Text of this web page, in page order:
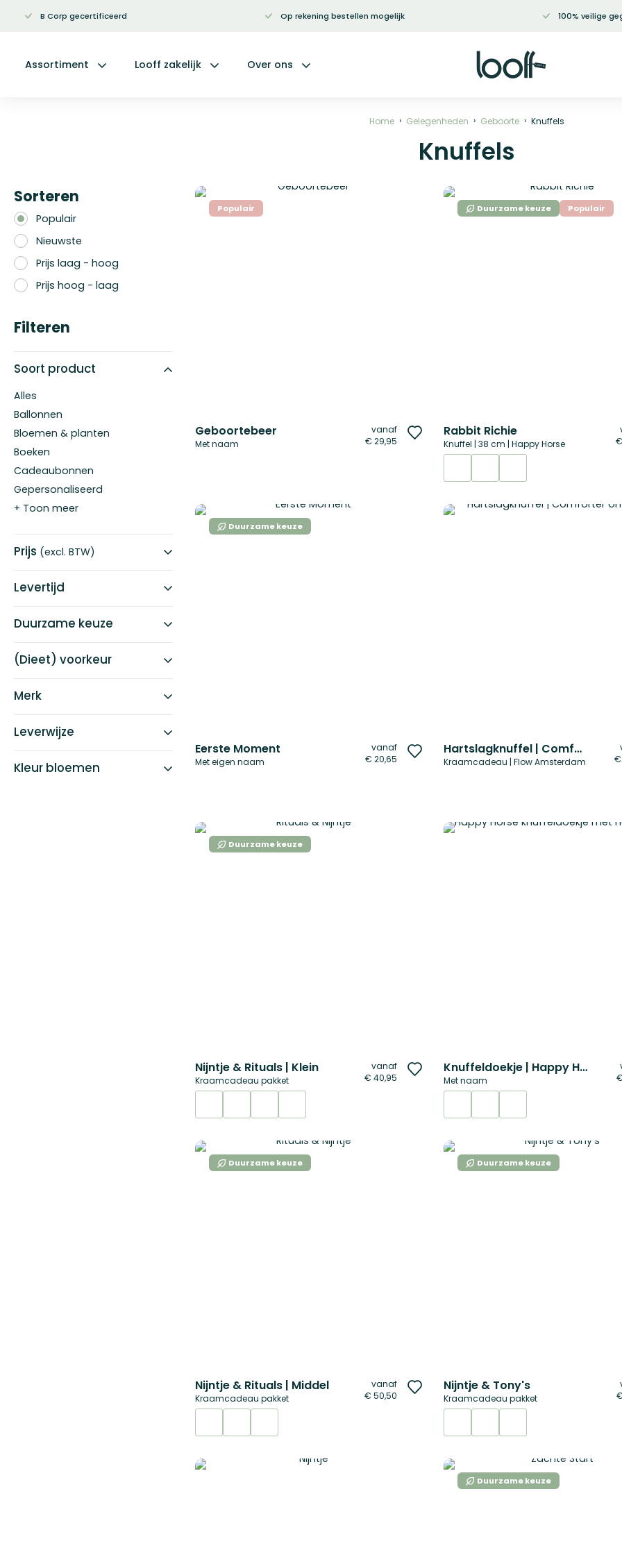
B Corp gecertificeerd Op rekening bestellen mogelijk 100% veilige
Assortiment Looff zakelijk Over ons
Home Gelegenheden Geboorte Knuffels
Knuffels
Populair
Geboortebeer
Met naam
vanaf
€ 29,95
Voeg
verlanglijst
Duurzame keuze Populair
Rabbit Richie
Knuffel | 38 cm | Happy Horse
Duurzame keuze
Eerste Moment
Met eigen naam
vanaf
€ 20,65
Voeg
Hartslagknuffel | Comforter on the go
Kraamcadeau | Flow Amsterdam
€
Duurzame keuze
Nijntje & Rituals | Klein
Kraamcadeau pakket
vanaf
€ 40,95
Voeg
verlanglijst
Knuffeldoekje | Happy Horse
Met naam
Duurzame keuze
Nijntje & Rituals | Middel
Kraamcadeau pakket
vanaf
€ 50,50
Voeg
verlanglijst
Duurzame keuze
Nijntje & Tony's
Kraamcadeau pakket
Duurzame keuze
Filteren
Soort product
Alles
Ballonnen
Bloemen & planten
Boeken
Cadeaubonnen
Gepersonaliseerd
+ Toon meer
Prijs (excl. BTW)
Levertijd
Duurzame keuze
(Dieet) voorkeur
Merk
Leverwijze
Kleur bloemen
Sorteren
Populair
Nieuwste
Prijs laag - hoog
Prijs hoog - laag